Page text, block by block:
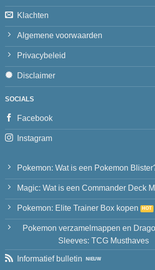
Klachten
Algemene voorwaarden
Privacybeleid
Disclaimer
SOCIALS
Facebook
Instagram
Pokemon: Wat is een Pokemon
Magic: Wat is een Commander Deck
Pokemon: Elite Trainer Box kopen
Pokemon verzamelmappen en
Sleeves: TCG Musthaves
Informatief bulletin